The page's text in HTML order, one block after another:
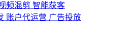
频混剪 智能获客
账户代运营 广告投放